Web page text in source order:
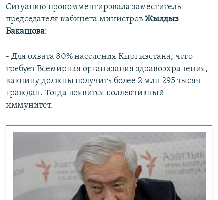
Ситуацию прокомментировала заместитель
председателя кабинета министров Жылдыз
Бакашова:
- Для охвата 80% населения Кыргызстана, чего
требует Всемирная организация здравоохранения,
вакцину должны получить более 2 млн 295 тысяч
граждан. Тогда появится коллективный
иммунитет.